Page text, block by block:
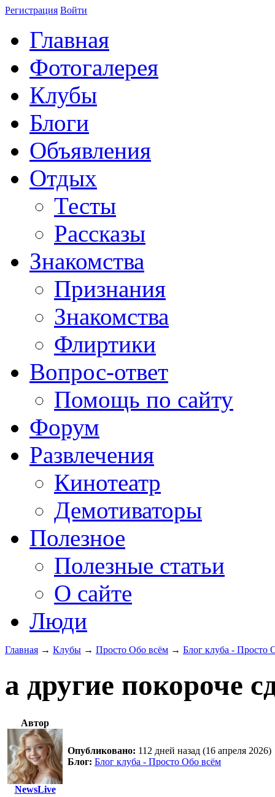
Регистрация Войти
Главная
Фотогалерея
Клубы
Блоги
Объявления
Отдых
Тесты
Рассказы
Знакомства
Признания
Знакомства
Флиртики
Вопрос-ответ
Помощь по сайту
Форум
Развлечения
Кинотеатр
Демотиваторы
Полезное
Полезные статьи
О сайте
Люди
Главная → Клубы → Просто Обо всём → Блог клуба - Просто
а другие покороче
Автор
NewsLive
Опубликовано: 112 дней назад (16 апреля 2026)
Блог: Блог клуба - Просто Обо всём